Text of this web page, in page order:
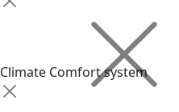
Climate Comfort system